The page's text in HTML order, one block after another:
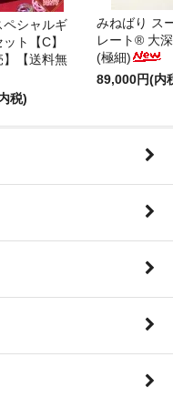
シャルギ
ト【C】
】【送料無
税)
みねばり ス
レート® 大
(極細)
89,000円(内